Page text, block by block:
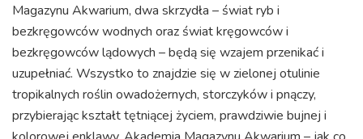
Magazynu Akwarium, dwa skrzydła – świat ryb i
bezkręgowców wodnych oraz świat kręgowców i
bezkręgowców lądowych – będą się wzajem przenikać i
uzupełniać. Wszystko to znajdzie się w zielonej otulinie
tropikalnych roślin owadożernych, storczyków i pnączy,
przybierając kształt tętniącej życiem, prawdziwie bujnej i